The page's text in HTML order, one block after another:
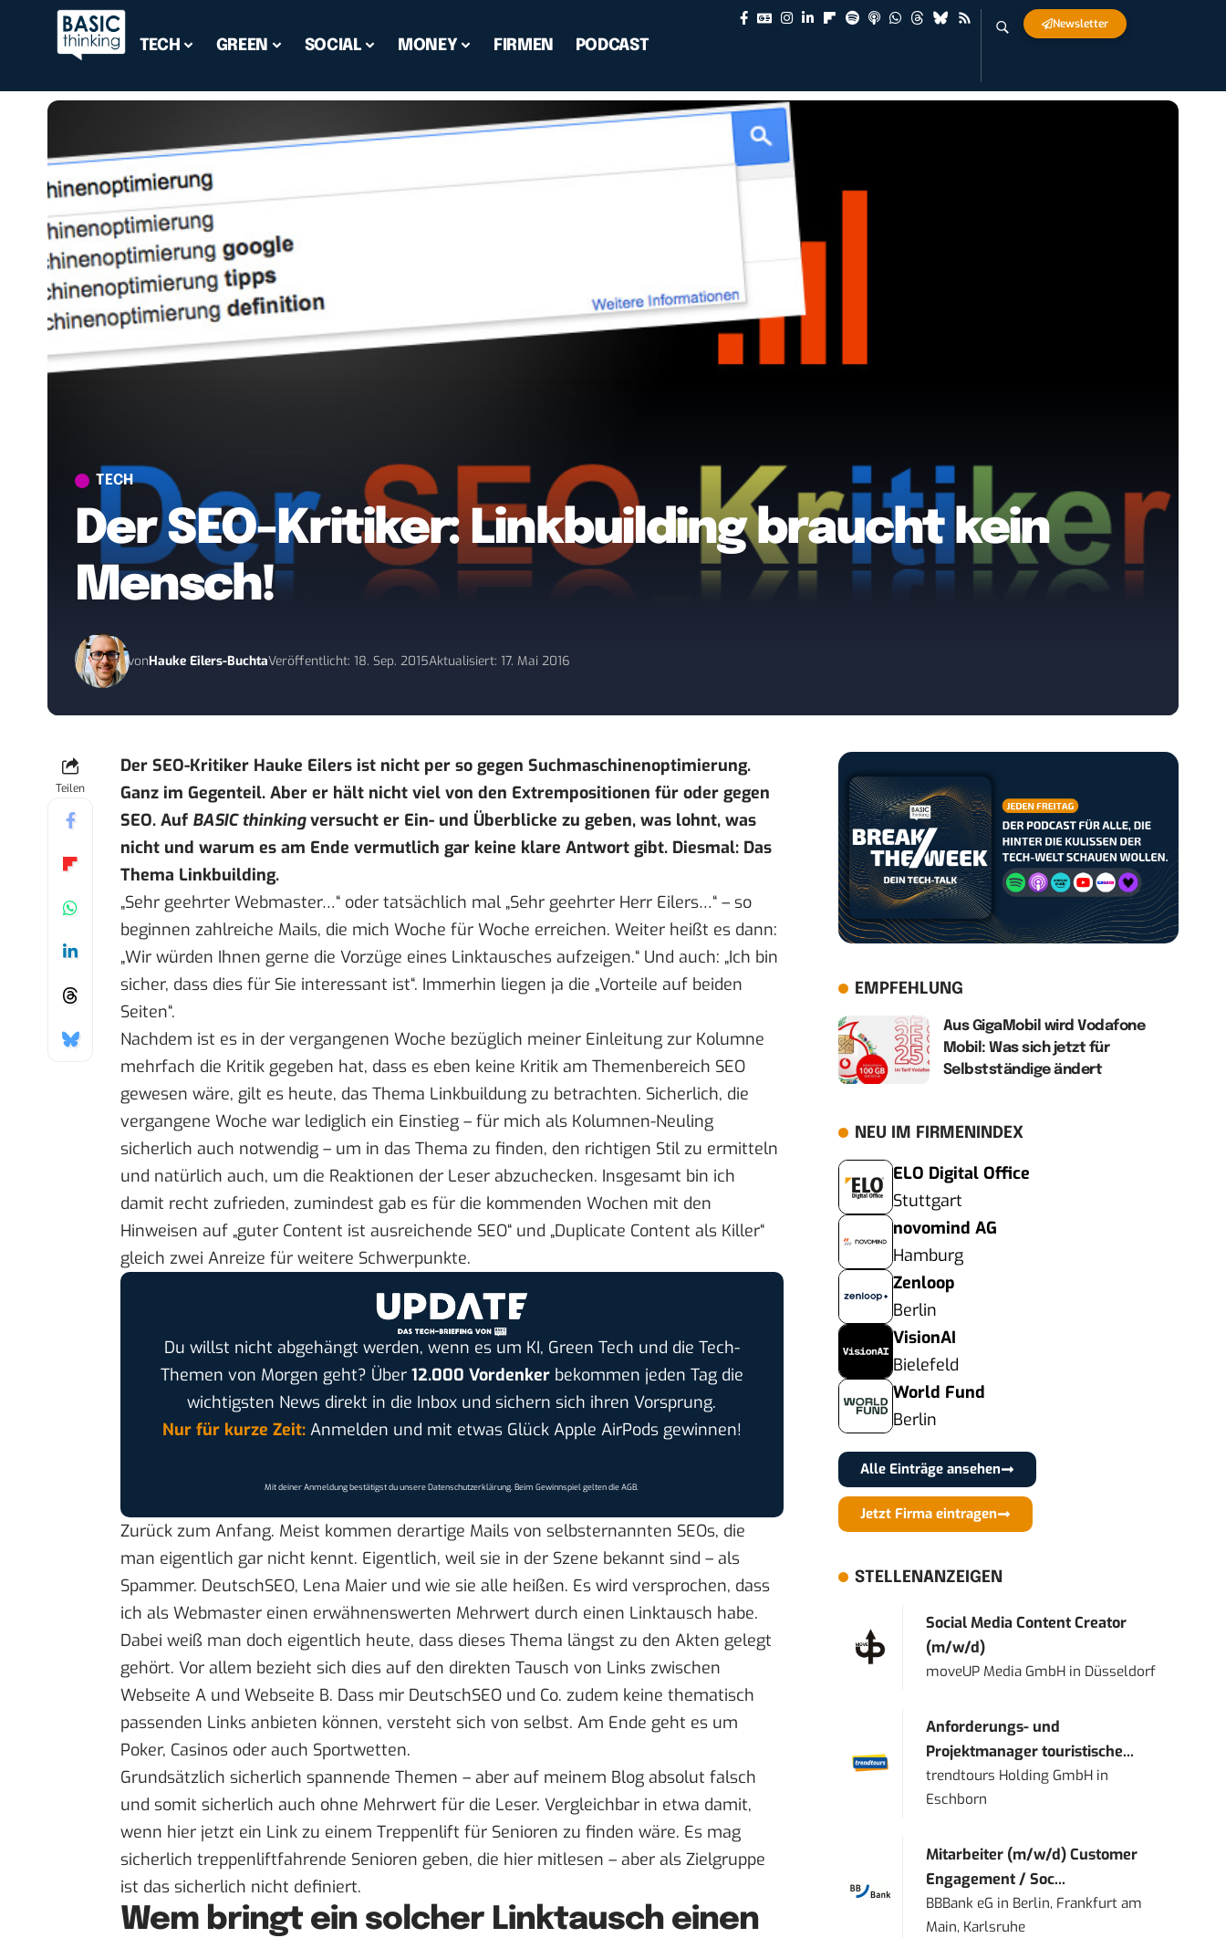
TECH GREEN SOCIAL MONEY FIRMEN PODCAST
Newsletter
TECH
Der SEO-Kritiker: Linkbuilding braucht kein
Mensch!
vonHauke Eilers-BuchtaVeröffentlicht: 18. Sep. 2015Aktualisiert: 17. Mai 2016
Teilen
Der SEO-Kritiker Hauke Eilers ist nicht per so gegen Suchmaschinenoptimierung.
Ganz im Gegenteil. Aber er hält nicht viel von den Extrempositionen für oder gegen
SEO. Auf BASIC thinkingversucht er Ein- und Überblicke zu geben, was lohnt, was
nicht und warum es am Ende vermutlich gar keine klare Antwort gibt. Diesmal: Das
Thema Linkbuilding.
„Sehr geehrter Webmaster…“ oder tatsächlich mal „Sehr geehrter Herr Eilers…“ – so
beginnen zahlreiche Mails, die mich Woche für Woche erreichen. Weiter heißt es dann:
„Wir würden Ihnen gerne die Vorzüge eines Linktausches aufzeigen.“ Und auch: „Ich bin
sicher, dass dies für Sie interessant ist“. Immerhin liegen ja die „Vorteile auf beiden
Seiten“.
Nachdem ist es in der vergangenen Woche bezüglich meiner Einleitung zur Kolumne
mehrfach die Kritik gegeben hat, dass es eben keine Kritik am Themenbereich SEO
gewesen wäre, gilt es heute, das Thema Linkbuildung zu betrachten. Sicherlich, die
vergangene Woche war lediglich ein Einstieg – für mich als Kolumnen-Neuling
sicherlich auch notwendig – um in das Thema zu finden, den richtigen Stil zu ermitteln
und natürlich auch, um die Reaktionen der Leser abzuchecken. Insgesamt bin ich
damit recht zufrieden, zumindest gab es für die kommenden Wochen mit den
Hinweisen auf „guter Content ist ausreichende SEO“ und „Duplicate Content als Killer“
gleich zwei Anreize für weitere Schwerpunkte.
Du willst nicht abgehängt werden, wenn es um KI, Green Tech und die Tech-
Themen von Morgen geht? Über 12.000 Vordenkerbekommen jeden Tag die
wichtigsten News direkt in die Inbox und sichern sich ihren Vorsprung.
Nur für kurze Zeit:Anmelden und mit etwas Glück Apple AirPods gewinnen!
Mit deiner Anmeldung bestätigst du unsereDatenschutzerklärung. Beim Gewinnspiel gelten dieAGB.
Zurück zum Anfang. Meist kommen derartige Mails von selbsternannten SEOs, die
man eigentlich gar nicht kennt. Eigentlich, weil sie in der Szene bekannt sind – als
Spammer. DeutschSEO, Lena Maier und wie sie alle heißen. Es wird versprochen, dass
ich als Webmaster einen erwähnenswerten Mehrwert durch einen Linktausch habe.
Dabei weiß man doch eigentlich heute, dass dieses Thema längst zu den Akten gelegt
gehört. Vor allem bezieht sich dies auf den direkten Tausch von Links zwischen
Webseite A und Webseite B. Dass mir DeutschSEO und Co. zudem keine thematisch
passenden Links anbieten können, versteht sich von selbst. Am Ende geht es um
Poker, Casinos oder auch Sportwetten.
Grundsätzlich sicherlich spannende Themen – aber auf meinem Blog absolut falsch
und somit sicherlich auch ohne Mehrwert für die Leser. Vergleichbar in etwa damit,
wenn hier jetzt ein Link zu einem Treppenlift für Senioren zu finden wäre. Es mag
sicherlich treppenliftfahrende Senioren geben, die hier mitlesen – aber als Zielgruppe
ist das sicherlich nicht definiert.
Wem bringt ein solcher Linktausch einen
EMPFEHLUNG
Aus GigaMobil wird Vodafone
Mobil: Was sich jetzt für
Selbstständige ändert
NEU IM FIRMENINDEX
ELO Digital Office
Stuttgart
novomind AG
Hamburg
Zenloop
Berlin
VisionAI
Bielefeld
World Fund
Berlin
Alle Einträge ansehen
Jetzt Firma eintragen
STELLENANZEIGEN
Social Media Content Creator
(m/w/d)
moveUP Media GmbH in Düsseldorf
Anforderungs- und
Projektmanager touristische...
trendtours Holding GmbH in
Eschborn
Mitarbeiter (m/w/d) Customer
Engagement / Soc...
BBBank eG in Berlin, Frankfurt am
Main, Karlsruhe